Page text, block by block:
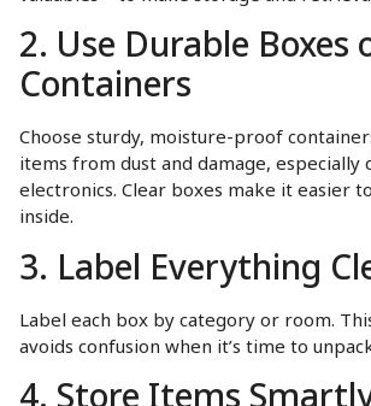
2. Use Durable Boxes
Containers
Choose sturdy, moisture-proof
items from dust and damage, especially
electronics. Clear boxes make it easier
inside.
3. Label Everything
Label each box by category or room.
avoids confusion when it’s time to